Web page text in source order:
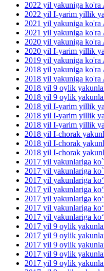
2022 yil yakuniga ko'ra
2022 yil I-yarim yillik
2021 yil yakuniga ko'ra
2021 yil yakuniga ko'ra
2020 yil yakuniga ko'ra
2020 yil I-yarim yillik
2019 yil yakuniga ko'ra
2018 yil yakuniga ko'ra
2018 yil yakuniga ko'ra
2018 yil 9 oylik
2018 yil 9 oylik
2018 yil I-yarim yillik
2018 yil I-yarim yillik
2018 yil I-yarim yillik
2018 yil I-chorak
2018 yil I-chorak
2018 yil I-chorak
2017 yil yakunlariga
2017 yil yakunlariga
2017 yil yakunlariga
2017 yil yakunlariga
2017 yil yakunlariga
2017 yil yakunlariga
2017 yil yakunlariga
2017 yil 9 oylik
2017 yil 9 oylik
2017 yil 9 oylik
2017 yil 9 oylik
2017 yil 9 oylik